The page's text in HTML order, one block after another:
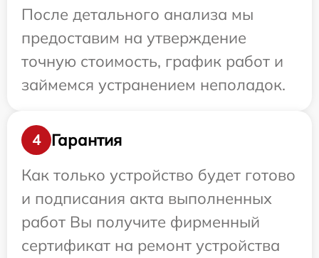
После детального анализа мы
предоставим на утверждение
точную стоимость, график работ и
займемся устранением неполадок.
4
Гарантия
Как только устройство будет готово
и подписания акта выполненных
работ Вы получите фирменный
сертификат на ремонт устройства